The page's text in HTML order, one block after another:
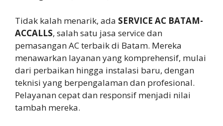
Tidak kalah menarik, ada SERVICE AC BATAM-
ACCALLS, salah satu jasa service dan
pemasangan AC terbaik di Batam. Mereka
menawarkan layanan yang komprehensif, mulai
dari perbaikan hingga instalasi baru, dengan
teknisi yang berpengalaman dan profesional.
Pelayanan cepat dan responsif menjadi nilai
tambah mereka.